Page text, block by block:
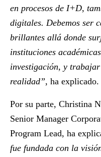
en procesos de I+D,
digitales. Debemos ser
brillantes allá donde
instituciones
investigación, y
realidad”, ha explicado.
Por su parte, Christina
Senior Manager
Program Lead, ha
fue fundada con la